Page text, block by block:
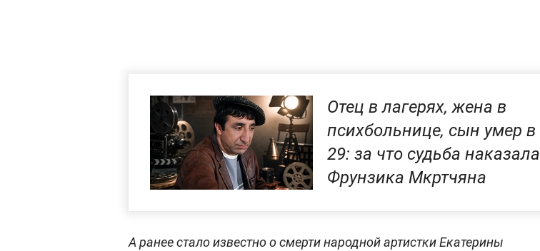
Отец в лагерях, жена в
психбольнице, сын умер в
29: за что судьба наказала
Фрунзика Мкртчяна
А ранее стало известно о смерти народной артистки Екатерины